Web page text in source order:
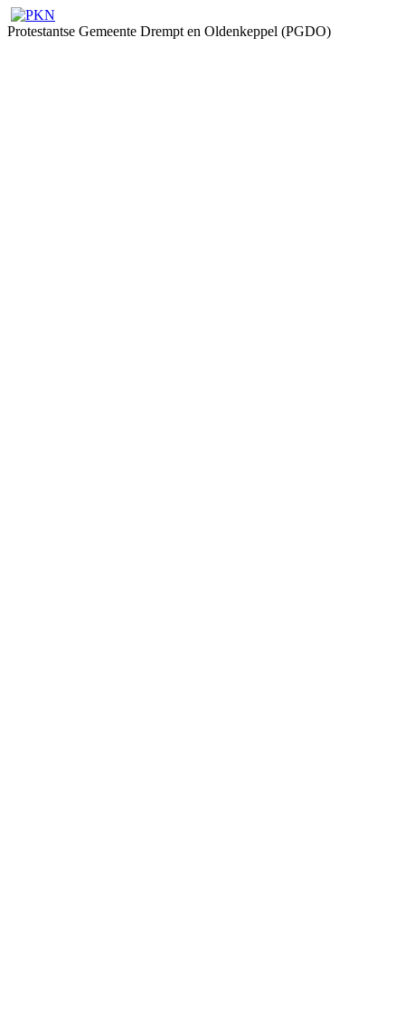
Protestantse Gemeente Drempt en Oldenkeppel (PGDO)